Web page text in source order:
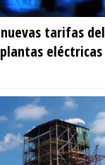
nuevas tarifas
eléctricas